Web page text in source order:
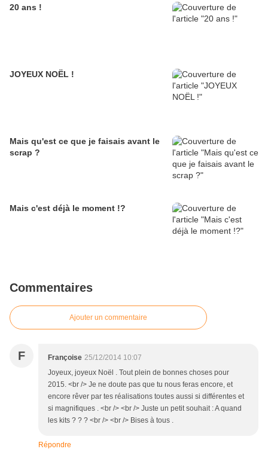
20 ans !
JOYEUX NOËL !
Mais qu'est ce que je faisais avant le
scrap ?
Mais c'est déjà le moment !?
Commentaires
Ajouter un commentaire
F Françoise 25/12/2014 10:07
Joyeux, joyeux Noël . Tout plein de bonnes choses pour
2015. <br /> Je ne doute pas que tu nous feras encore, et
encore rêver par tes réalisations toutes aussi si différentes et
si magnifiques . <br /> <br /> Juste un petit souhait : A quand
les kits ? ? ? <br /> <br /> Bises à tous .
Répondre